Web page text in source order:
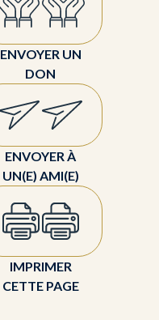
ENVOYER UN
DON
ENVOYER À
UN(E) AMI(E)
IMPRIMER
CETTE PAGE